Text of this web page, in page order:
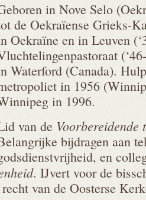
in Nove Selo
de Oekraïense Grieks-
Oekraïne en in Leuven
Waterford (Canada).
in 1956
in 1996.
van de Voorbereidende
bijdragen aan
en
. IJvert voor de
van de Oosterse